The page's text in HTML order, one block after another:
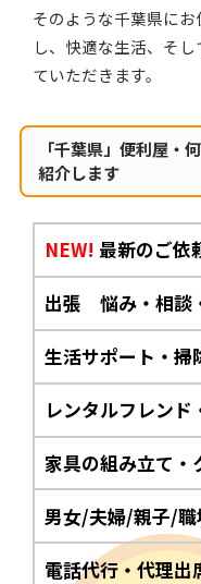
そのような千葉県に
し、快適な生活、そ
ていただきます。
「千葉県」便利屋・
紹介します
NEW! 最新のご依
出張 悩み・相談
生活サポート・掃
レンタルフレン
家具の組み立て・
男女/夫婦/親子/
電話代行・代理出